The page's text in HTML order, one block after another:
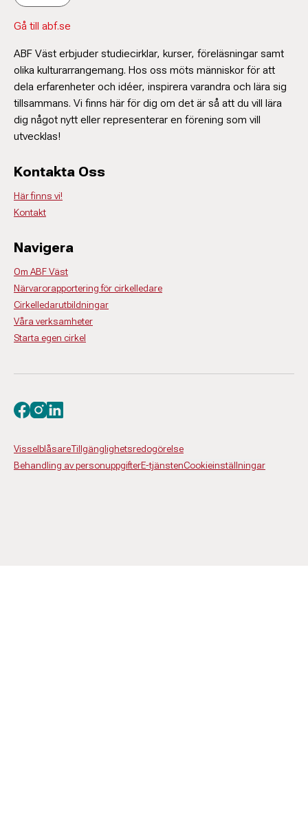
Åsa Greaker
Enhetsledare
asa.greaker@abf.se
Ewa Berntzon
Yarko Rhea Salazar
Kursledare filma/fota med mobilen
Gå till abf.se
ABF Väst erbjuder studiecirklar, kurser, föreläsningar samt
olika kulturarrangemang. Hos oss möts människor för att
dela erfarenheter och idéer, inspirera varandra och lära sig
tillsammans. Vi finns här för dig om det är så att du vill lära
dig något nytt eller representerar en förening som vill
utvecklas!
Kontakta Oss
Här finns vi!
Kontakt
Navigera
Om ABF Väst
Närvarorapportering för cirkelledare
Cirkelledarutbildningar
Våra verksamheter
Starta egen cirkel
VisselblåsareTillgänglighetsredogörelse
Behandling av personuppgifterE-tjänstenCookieinställningar
Besök oss på facebook
Besök oss på instagram
Besök oss på linkedin